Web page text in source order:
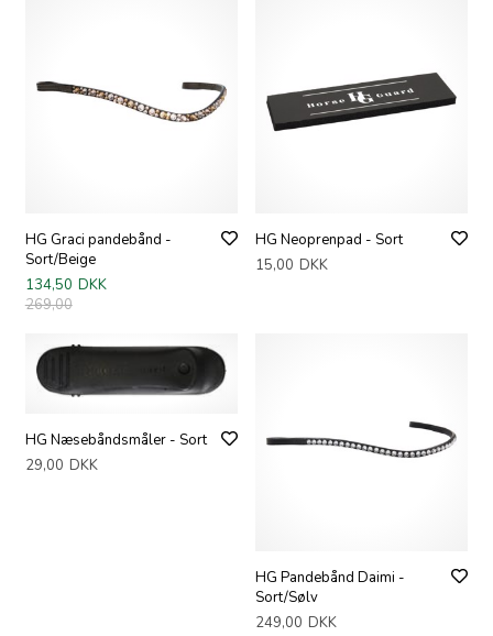
HG Graci pandebånd -
Sort/Beige
134,50 DKK
269,00
HG Neoprenpad - Sort
15,00 DKK
HG Næsebåndsmåler - Sort
29,00 DKK
HG Pandebånd Daimi -
Sort/Sølv
249,00 DKK